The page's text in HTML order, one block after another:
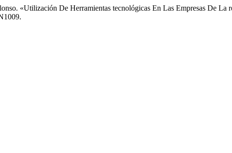
«Utilización De Herramientas tecnológicas En Las Empresas De La